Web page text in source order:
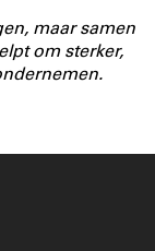
maar samen
om sterker,